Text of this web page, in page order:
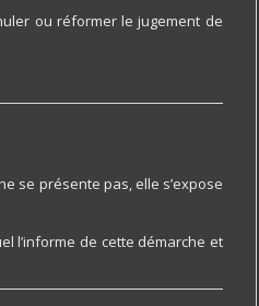
ou réformer le jugement de
se présente pas, elle s’expose
l’informe de cette démarche et